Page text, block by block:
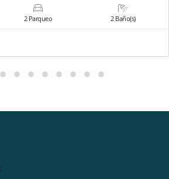
2 Parqueo 2 Baño(s)